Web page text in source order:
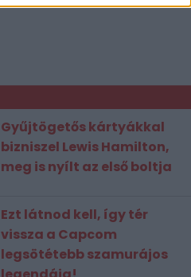
Gyűjtögetős kártyákkal
bizniszel Lewis Hamilton,
meg is nyílt az első boltja
Ezt látnod kell, így tér
vissza a Capcom
legsötétebb szamurájos